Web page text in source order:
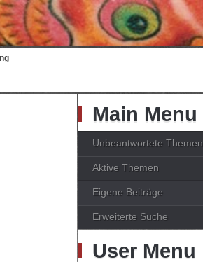
Main Menu
Unbeantwortete Themen
Aktive Themen
Eigene Beiträge
Erweiterte Suche
User Menu